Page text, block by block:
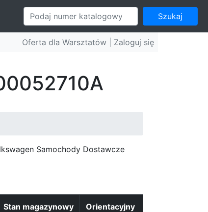
Szukaj
Oferta dla Warsztatów | Zaloguj się
Samochody Dostawcze
Stan magazynowy
Orientacyjny